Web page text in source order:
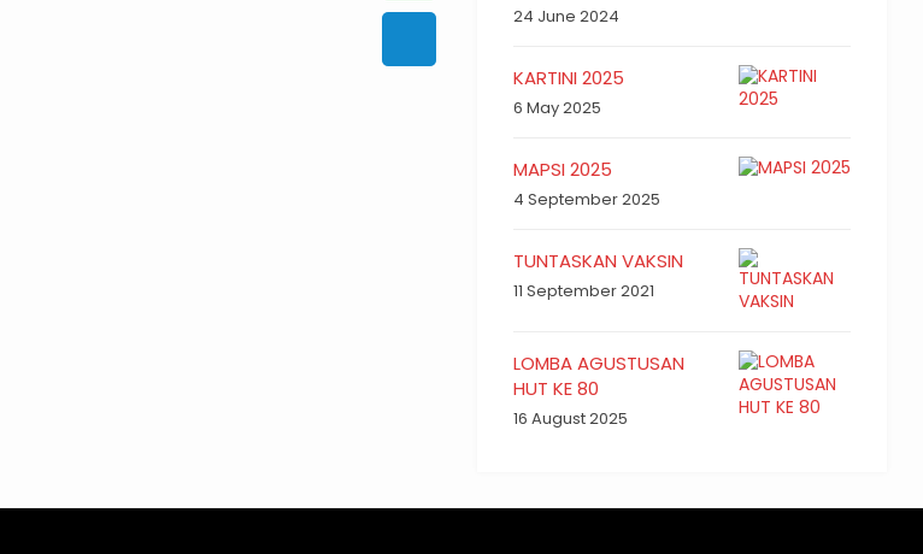
24 June 2024
KARTINI 2025
6 May 2025
MAPSI 2025
4 September 2025
TUNTASKAN VAKSIN
11 September 2021
LOMBA AGUSTUSAN
HUT KE 80
16 August 2025